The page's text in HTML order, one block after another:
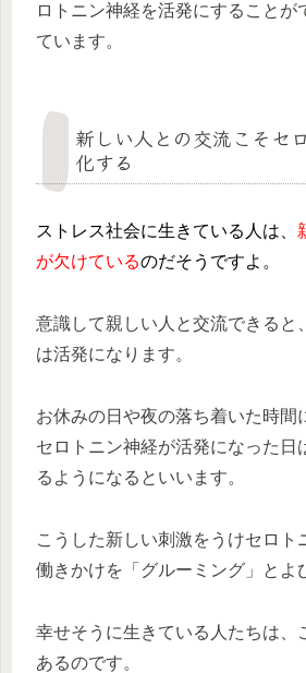
ロトニン神経を活発にすることが
ています。
新しい人との交流こそセ
化する
ストレス社会に生きている人は、
が欠けているのだそうですよ。
意識して親しい人と交流できると
は活発になります。
お休みの日や夜の落ち着いた時間
セロトニン神経が活発になった日
るようになるといいます。
こうした新しい刺激をうけセロト
働きかけを「グルーミング」とよ
幸せそうに生きている人たちは、
あるのです。